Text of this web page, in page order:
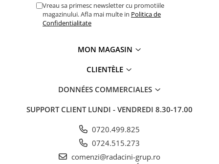
Vreau sa primesc newsletter cu promotiile
magazinului. Afla mai multe in Politica de
Confidentialitate
MON MAGASIN
CLIENTÈLE
DONNÉES COMMERCIALES
SUPPORT CLIENT LUNDI - VENDREDI 8.30-17.00
0720.499.825
0724.515.273
comenzi@radacini-grup.ro